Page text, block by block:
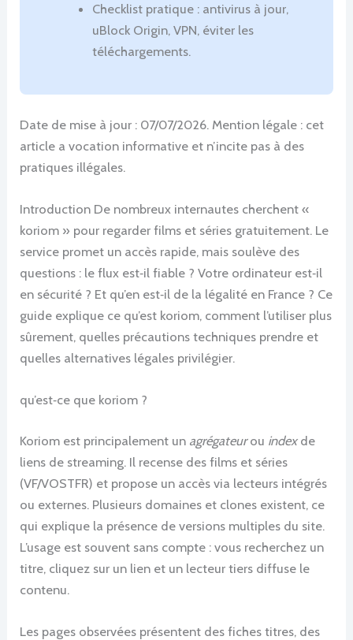
Checklist pratique : antivirus à jour,
uBlock Origin, VPN, éviter les
téléchargements.
Date de mise à jour : 07/07/2026. Mention légale : cet
article a vocation informative et n’incite pas à des
pratiques illégales.
Introduction De nombreux internautes cherchent «
koriom » pour regarder films et séries gratuitement. Le
service promet un accès rapide, mais soulève des
questions : le flux est‑il fiable ? Votre ordinateur est‑il
en sécurité ? Et qu’en est‑il de la légalité en France ? Ce
guide explique ce qu’est koriom, comment l’utiliser plus
sûrement, quelles précautions techniques prendre et
quelles alternatives légales privilégier.
qu’est‑ce que koriom ?
Koriom est principalement un agrégateurou indexde
liens de streaming. Il recense des films et séries
(VF/VOSTFR) et propose un accès via lecteurs intégrés
ou externes. Plusieurs domaines et clones existent, ce
qui explique la présence de versions multiples du site.
L’usage est souvent sans compte : vous recherchez un
titre, cliquez sur un lien et un lecteur tiers diffuse le
contenu.
Les pages observées présentent des fiches titres, des